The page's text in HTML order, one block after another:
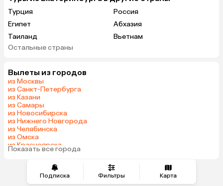
Подписка Фильтры Карта
Турция
Россия
Египет
Абхазия
Таиланд
Вьетнам
ОАЭ
Гонконг
Остальные страны
Вылеты из городов
из Москвы
из Санкт-Петербурга
из Казани
из Самары
из Новосибирска
из Нижнего Новгорода
из Челябинска
из Омска
из Красноярска
из Волгограда
Показать все города